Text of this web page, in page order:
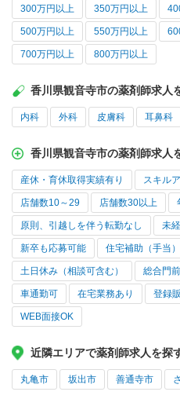
300万円以上 350万円以上
500万円以上 550万円以上
700万円以上 800万円以上
香川県観音寺市の薬剤師求人
内科 外科 皮膚科 耳鼻科
香川県観音寺市の薬剤師求人
産休・育休取得実績有り スキル
店舗数10～29 店舗数30以上
原則、引越しを伴う転勤なし 未
新卒も応募可能 住宅補助（手当
土日休み（相談可含む） 総合門前
車通勤可 在宅業務あり 登録
WEB面接OK
近隣エリアで薬剤師求人を探
丸亀市 坂出市 善通寺市